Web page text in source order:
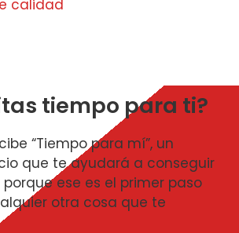
calidad
tiempo para ti?
“Tiempo para mí”, un
que te ayudará a conseguir
ese es el primer paso
otra cosa que te